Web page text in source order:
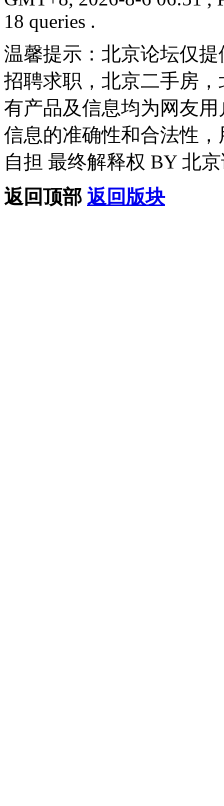
18 queries .
温馨提示：北京论坛仅
招聘求职，北京二手房
有产品及信息均为网友
信息的准确性和合法性
自担 最终解释权 BY 北
返回顶部 返回版块